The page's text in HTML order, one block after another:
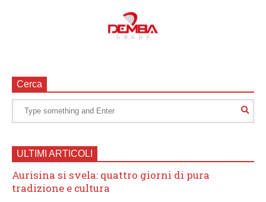
Cerca
ULTIMI ARTICOLI
Aurisina si svela: quattro giorni di pura
tradizione e cultura